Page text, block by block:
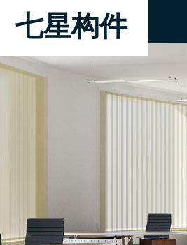
七星构件